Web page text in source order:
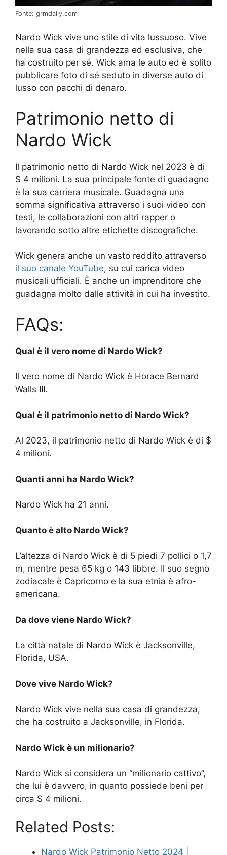
Fonte: grmdaily.com
Nardo Wick vive uno stile di vita lussuoso. Vive
nella sua casa di grandezza ed esclusiva, che
ha costruito per sé. Wick ama le auto ed è solito
pubblicare foto di sé seduto in diverse auto di
lusso con pacchi di denaro.
Patrimonio netto di
Nardo Wick
Il patrimonio netto di Nardo Wick nel 2023 è di
$ 4 milioni. La sua principale fonte di guadagno
è la sua carriera musicale. Guadagna una
somma significativa attraverso i suoi video con
testi, le collaborazioni con altri rapper o
lavorando sotto altre etichette discografiche.
Wick genera anche un vasto reddito attraverso
il suo canale YouTube, su cui carica video
musicali ufficiali. È anche un imprenditore che
guadagna molto dalle attività in cui ha investito.
FAQs:
Qual è il vero nome di Nardo Wick?
Il vero nome di Nardo Wick è Horace Bernard
Walls III.
Qual è il patrimonio netto di Nardo Wick?
Al 2023, il patrimonio netto di Nardo Wick è di $
4 milioni.
Quanti anni ha Nardo Wick?
Nardo Wick ha 21 anni.
Quanto è alto Nardo Wick?
L’altezza di Nardo Wick è di 5 piedi 7 pollici o 1,7
m, mentre pesa 65 kg o 143 libbre. Il suo segno
zodiacale è Capricorno e la sua etnia è afro-
americana.
Da dove viene Nardo Wick?
La città natale di Nardo Wick è Jacksonville,
Florida, USA.
Dove vive Nardo Wick?
Nardo Wick vive nella sua casa di grandezza,
che ha costruito a Jacksonville, in Florida.
Nardo Wick è un milionario?
Nardo Wick si considera un “milionario cattivo”,
che lui è davvero, in quanto possiede beni per
circa $ 4 milioni.
Related Posts:
Nardo Wick Patrimonio Netto 2024 |